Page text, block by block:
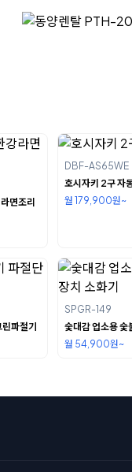
면조리
DBF-AS65WE
호시자키 2구 자
월 179,900원~
파절기
SPGR-149
숯대감 업소용 숯
월 54,900원~